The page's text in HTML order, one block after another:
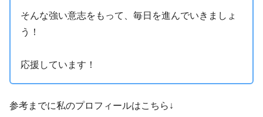
そんな強い意志をもって、毎日を進んでいきましょ
う！
応援しています！
参考までに私のプロフィールはこちら↓